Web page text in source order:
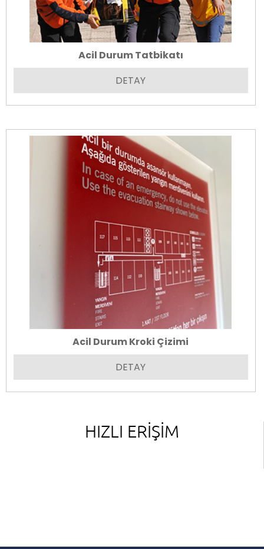
HIZLI ERİŞİM
Acil Durum Tatbikatı
DETAY
Acil Durum Kroki Çizimi
DETAY